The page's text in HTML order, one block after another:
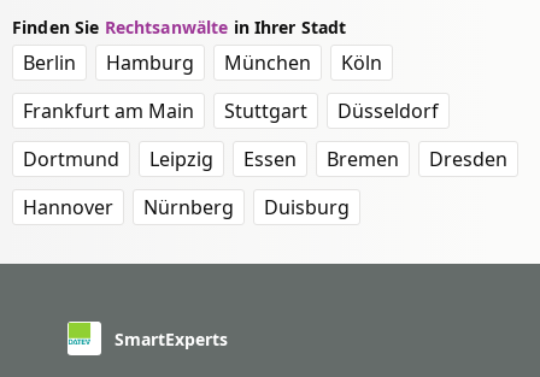
Finden Sie Rechtsanwälte in Ihrer Stadt
Berlin Hamburg München
Köln
Frankfurt am Main
Stuttgart
Düsseldorf
Dortmund
Leipzig Essen Bremen
Dresden
Hannover
Nürnberg Duisburg
SmartExperts